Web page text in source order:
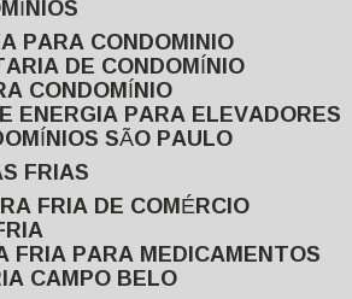
PARA CONDOMINIO
DE CONDOMÍNIO
CONDOMÍNIO
ENERGIA PARA ELEVADORES
SÃO PAULO
FRIAS
FRIA DE COMÉRCIO
FRIA PARA MEDICAMENTOS
CAMPO BELO